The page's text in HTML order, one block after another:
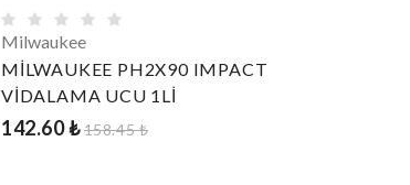
Milwaukee
MİLWAUKEE PH2X90 IMPACT
VİDALAMA UCU 1Lİ
142.60 ₺158.45 ₺